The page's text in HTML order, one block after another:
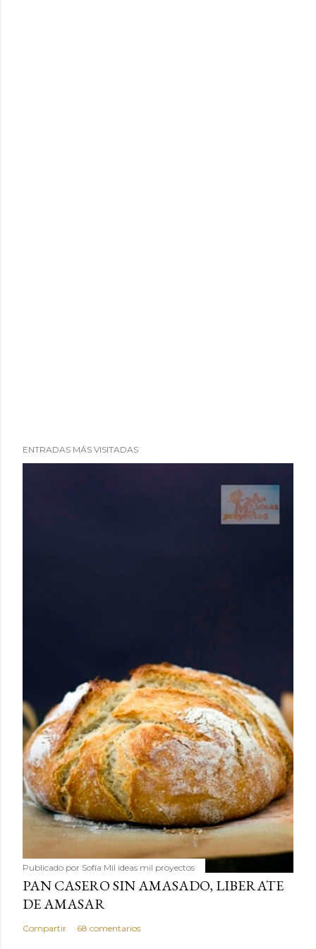
ENTRADAS MÁS VISITADAS
Publicado por Sofía Mil ideas mil proyectos
PAN CASERO SIN AMASADO, LIBERATE
DE AMASAR
Compartir 68 comentarios